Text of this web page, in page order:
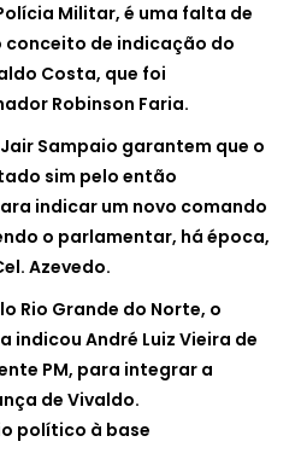
Militar, é uma falta de
de indicação do
Costa, que foi
Robinson Faria.
Sampaio garantem que o
sim pelo então
indicar um novo comando
o parlamentar, há época,
Azevedo.
Rio Grande do Norte, o
indicou André Luiz Vieira de
PM, para integrar a
de Vivaldo.
político à base